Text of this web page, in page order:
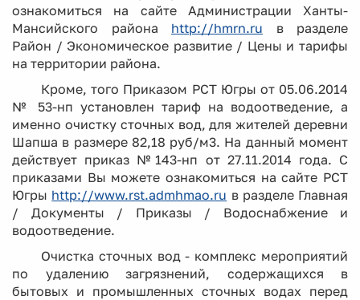
ознакомиться на сайте Администрации Ханты-
Мансийского района http://hmrn.ru в разделе
Район / Экономическое развитие / Цены и тарифы
на территории района.
Кроме, того Приказом РСТ Югры от 05.06.2014
№ 53-нп установлен тариф на водоотведение, а
именно очистку сточных вод, для жителей деревни
Шапша в размере 82,18 руб/м3. На данный момент
действует приказ №143-нп от 27.11.2014 года. С
приказами Вы можете ознакомиться на сайте РСТ
Югры http://www.rst.admhmao.ru в разделе Главная
/ Документы / Приказы / Водоснабжение и
водоотведение.
Очистка сточных вод - комплекс мероприятий
по удалению загрязнений, содержащихся в
бытовых и промышленных сточных водах перед